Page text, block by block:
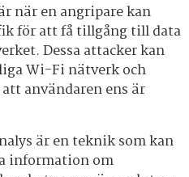
när en angripare kan
för att få tillgång till data
Dessa attacker kan
Wi-Fi nätverk och
användaren ens är
är en teknik som kan
information om